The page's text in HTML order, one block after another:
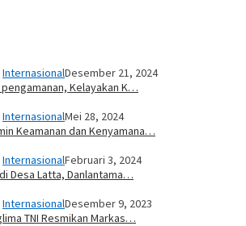
InternasionalDesember 21, 2024
Kelayakan K…
InternasionalMei 28, 2024
Keamanan dan Kenyamana…
InternasionalFebruari 3, 2024
Desa Latta, Danlantama…
InternasionalDesember 9, 2023
TNI Resmikan Markas…